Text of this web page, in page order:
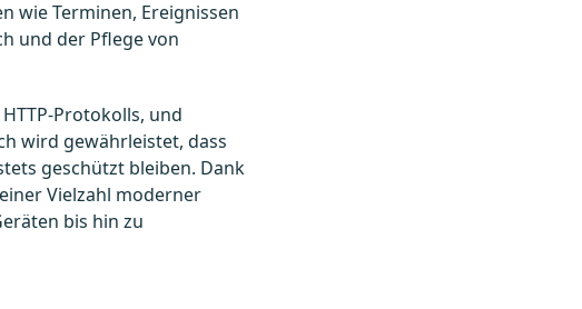
wie Terminen, Ereignissen
und der Pflege von
Protokolls, und
wird gewährleistet, dass
geschützt bleiben. Dank
Vielzahl moderner
bis hin zu